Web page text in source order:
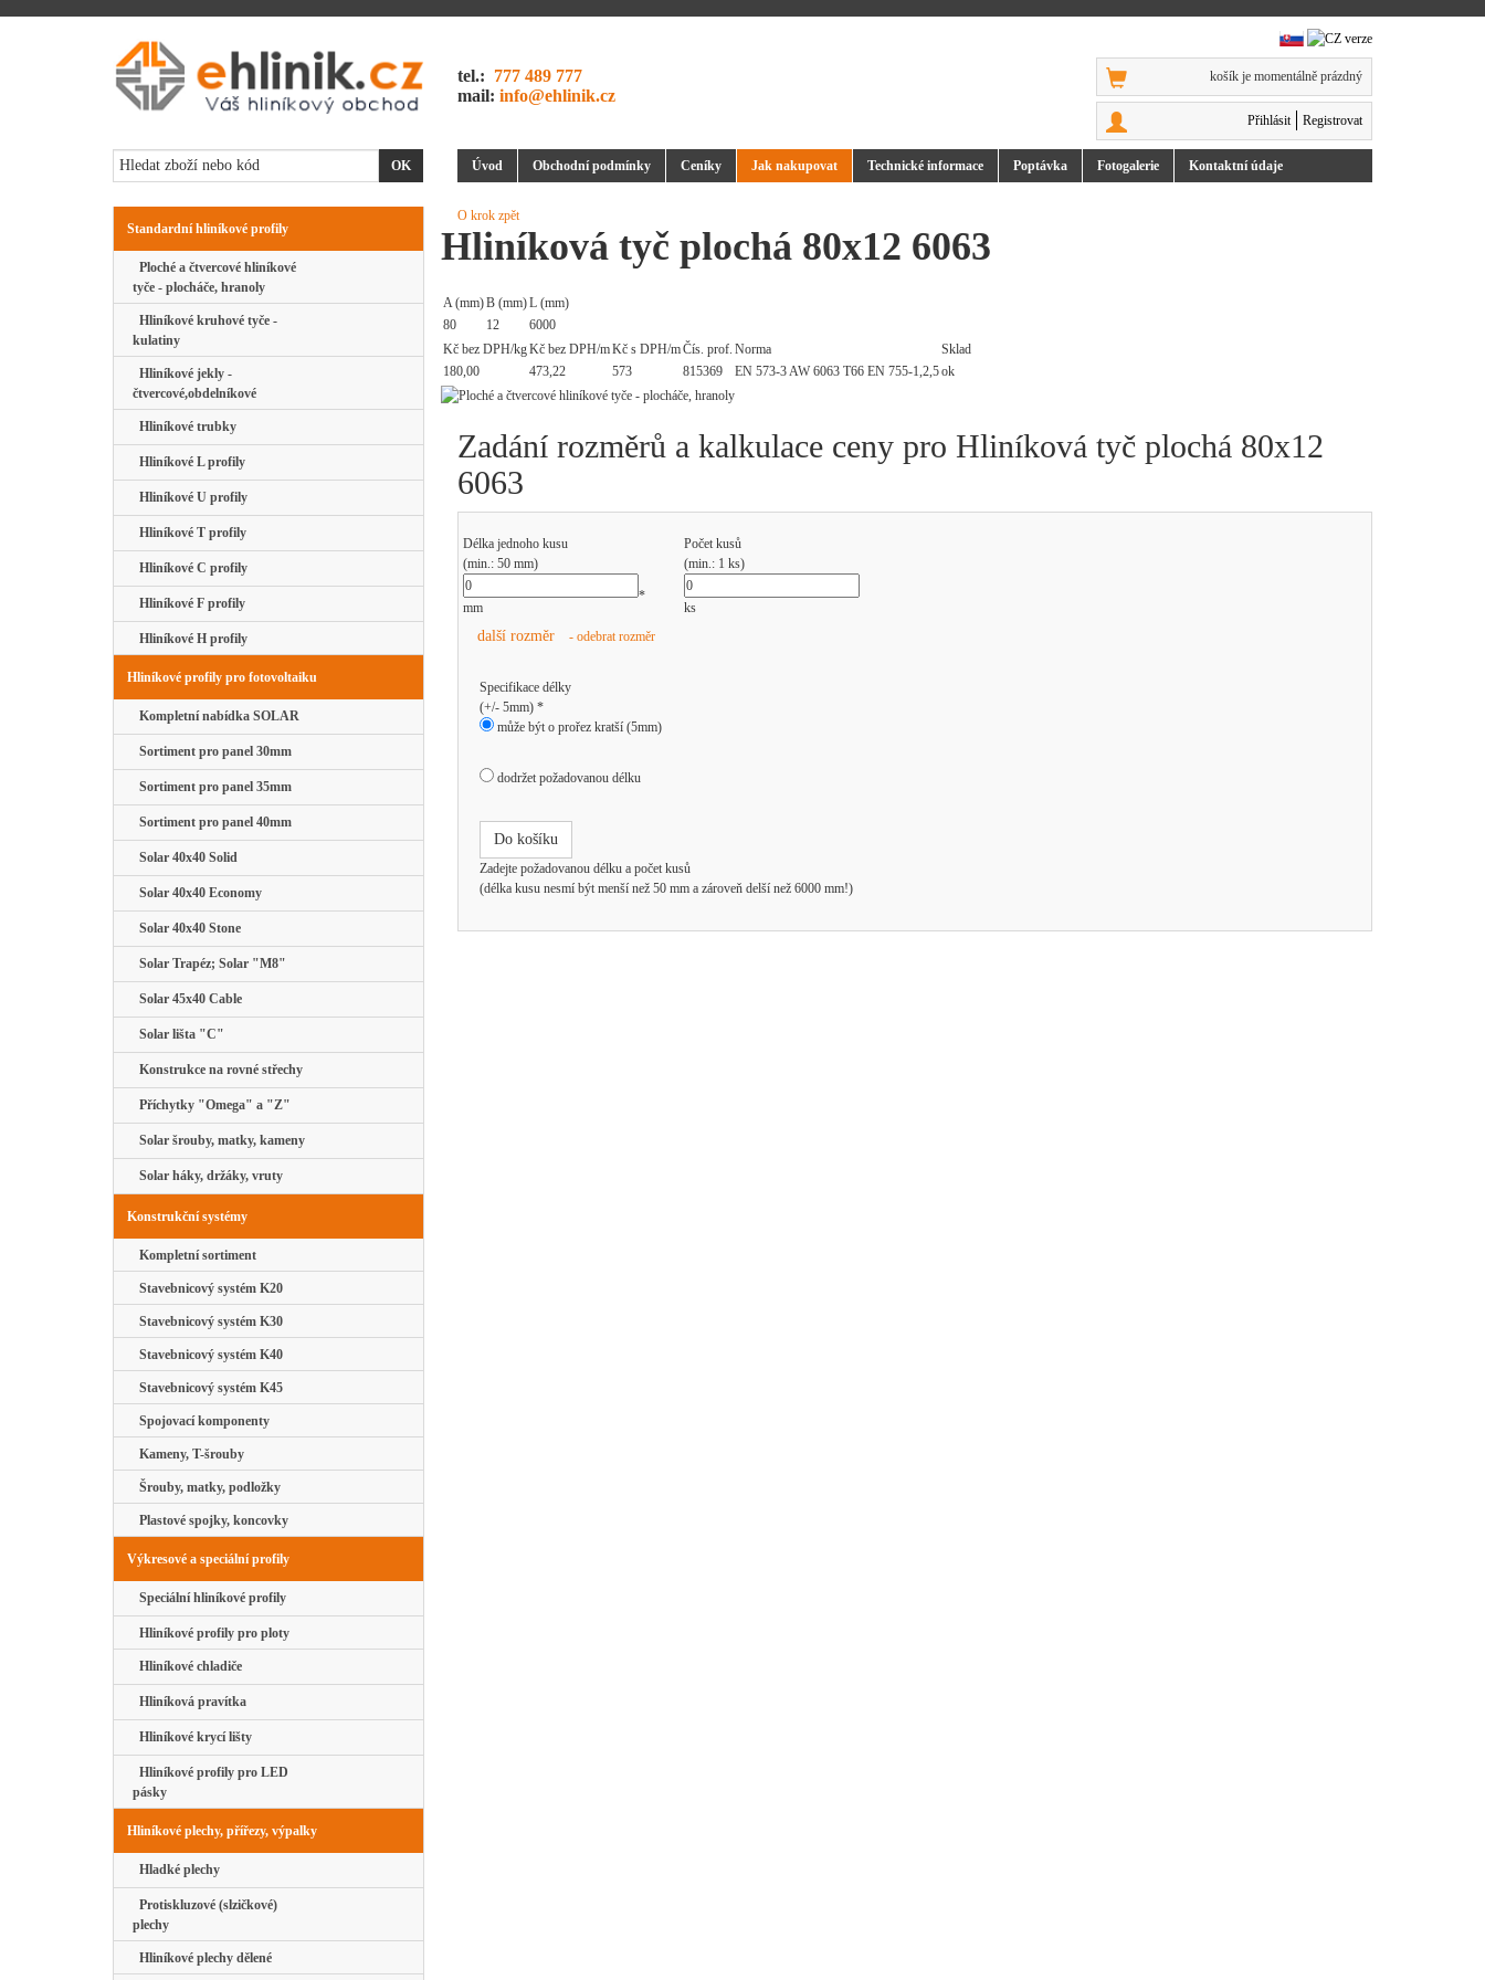
tel.: 777 489 777
mail: info@ehlinik.cz
košík je momentálně prázdný
Přihlásit Registrovat
Úvod Obchodní podmínky Ceníky Jak nakupovat Technické informace Poptávka Fotogalerie Kontaktní údaje
Standardní hliníkové profily
Ploché a čtvercové hliníkové
tyče - plocháče, hranoly
Hliníkové kruhové tyče -
kulatiny
Hliníkové jekly -
čtvercové,obdelníkové
Hliníkové trubky
Hliníkové L profily
Hliníkové U profily
Hliníkové T profily
Hliníkové C profily
Hliníkové F profily
Hliníkové H profily
Hliníkové profily pro fotovoltaiku
Kompletní nabídka SOLAR
Sortiment pro panel 30mm
Sortiment pro panel 35mm
Sortiment pro panel 40mm
Solar 40x40 Solid
Solar 40x40 Economy
Solar 40x40 Stone
Solar Trapéz; Solar "M8"
Solar 45x40 Cable
Solar lišta "C"
Konstrukce na rovné střechy
Příchytky "Omega" a "Z"
Solar šrouby, matky, kameny
Solar háky, držáky, vruty
Konstrukční systémy
Kompletní sortiment
Stavebnicový systém K20
Stavebnicový systém K30
Stavebnicový systém K40
Stavebnicový systém K45
Spojovací komponenty
Kameny, T-šrouby
Šrouby, matky, podložky
Plastové spojky, koncovky
Výkresové a speciální profily
Speciální hliníkové profily
Hliníkové profily pro ploty
Hliníkové chladiče
Hliníková pravítka
Hliníkové krycí lišty
Hliníkové profily pro LED
pásky
Hliníkové plechy, přířezy, výpalky
Hladké plechy
Protiskluzové (slzičkové)
plechy
Hliníkové plechy dělené
O krok zpět
Hliníková tyč plochá 80x12 6063
A (mm)B (mm)L (mm)
80
12
6000
Kč bez DPH/kgKč bez DPH/mKč s DPH/mČís. prof. Norma
Sklad
180,00
473,22 573 815369 EN 573-3 AW 6063 T66 EN 755-1,2,5ok
Zadání rozměrů a kalkulace ceny pro Hliníková tyč plochá 80x12
6063
Délka jednoho kusu
(min.: 50 mm)
Počet kusů
(min.: 1 ks)
mm
*
ks
další rozměr - odebrat rozměr
Specifikace délky
(+/- 5mm) *
může být o prořez kratší (5mm)
dodržet požadovanou délku
Do košíku
Zadejte požadovanou délku a počet kusů
(délka kusu nesmí být menší než 50 mm a zároveň delší než 6000 mm!)